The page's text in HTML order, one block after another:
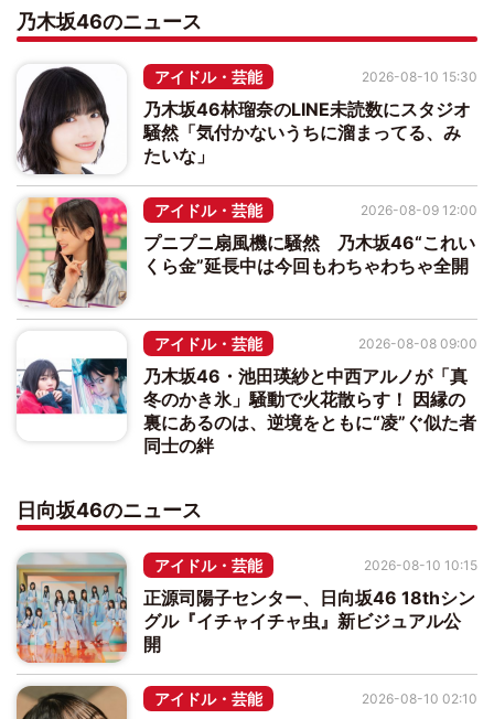
乃木坂46のニュース
アイドル・芸能
乃木坂46林瑠奈のLINE未読数にスタジオ
騒然「気付かないうちに溜まってる、み
たいな」
2026-08-10 15:30
アイドル・芸能
プニプニ扇風機に騒然 乃木坂46“これい
くら金”延長中は今回もわちゃわちゃ全開
2026-08-09 12:00
アイドル・芸能
乃木坂46・池田瑛紗と中西アルノが「真
冬のかき氷」騒動で火花散らす！ 因縁の
裏にあるのは、逆境をともに“凌”ぐ似た者
同士の絆
2026-08-08 09:00
日向坂46のニュース
アイドル・芸能
正源司陽子センター、日向坂46 18thシン
グル『イチャイチャ虫』新ビジュアル公
開
2026-08-10 10:15
アイドル・芸能 2026-08-10 02:10